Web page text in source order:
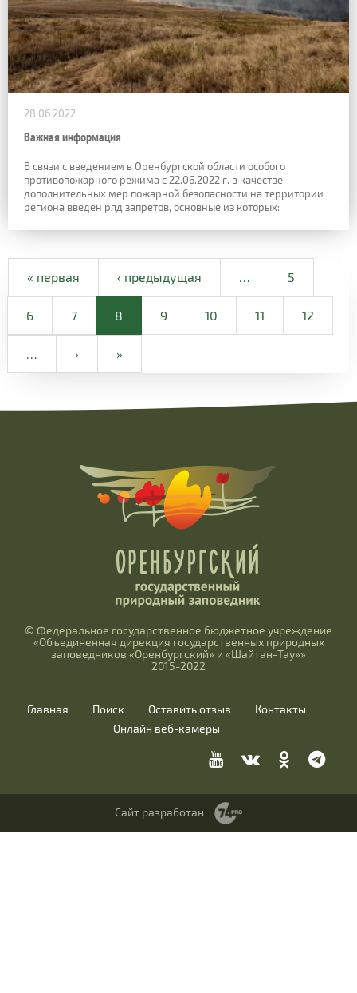
28.06.2022
Важная информация
В связи с введением в Оренбургской области особого
противопожарного режима с 22.06.2022 г. в качестве
дополнительных мер пожарной безопасности на территории
региона введен ряд запретов, основные из которых:
« первая ‹ предыдущая … 5
6 7 8 9 10 11 12
… › »
© Федеральное государственное бюджетное учреждение
«Объединенная дирекция государственных природных
заповедников «Оренбургский» и «Шайтан-Тау»»
2015-2022
Главная Поиск Оставить отзыв
Контакты
Онлайн веб-камеры
Сайт разработан